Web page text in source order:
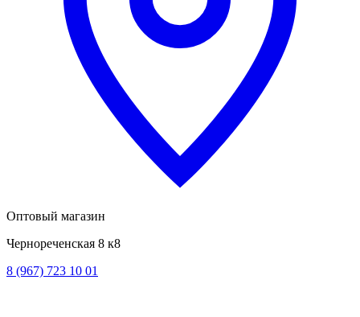
Оптовый магазин
Чернореченская 8 к8
8 (967) 723 10 01